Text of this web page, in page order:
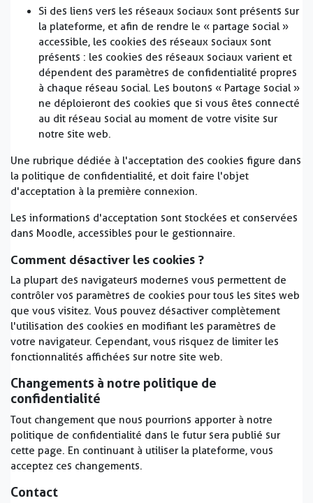
Si des liens vers les réseaux sociaux sont présents sur
la plateforme, et afin de rendre le « partage social »
accessible, les cookies des réseaux sociaux sont
présents : les cookies des réseaux sociaux varient et
dépendent des paramètres de confidentialité propres
à chaque réseau social. Les boutons « Partage social »
ne déploieront des cookies que si vous êtes connecté
au dit réseau social au moment de votre visite sur
notre site web.
Une rubrique dédiée à l'acceptation des cookies figure dans
la politique de confidentialité, et doit faire l'objet
d'acceptation à la première connexion.
Les informations d'acceptation sont stockées et conservées
dans Moodle, accessibles pour le gestionnaire.
Comment désactiver les cookies ?
La plupart des navigateurs modernes vous permettent de
contrôler vos paramètres de cookies pour tous les sites web
que vous visitez. Vous pouvez désactiver complètement
l'utilisation des cookies en modifiant les paramètres de
votre navigateur. Cependant, vous risquez de limiter les
fonctionnalités affichées sur notre site web.
Changements à notre politique de
confidentialité
Tout changement que nous pourrions apporter à notre
politique de confidentialité dans le futur sera publié sur
cette page. En continuant à utiliser la plateforme, vous
acceptez ces changements.
Contact